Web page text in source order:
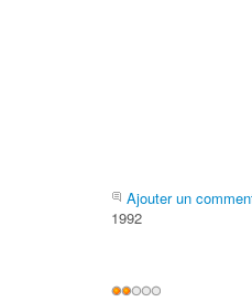
Ajouter un
1992
Vote